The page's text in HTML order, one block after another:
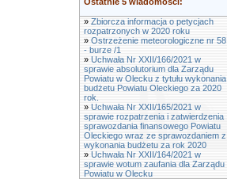
» Zbiorcza informacja o petycjach
rozpatrzonych w 2020 roku
» Ostrzeżenie meteorologiczne nr 58
- burze /1
» Uchwała Nr XXII/166/2021 w
sprawie absolutorium dla Zarządu
Powiatu w Olecku z tytułu wykonania
budżetu Powiatu Oleckiego za 2020
rok.
» Uchwała Nr XXII/165/2021 w
sprawie rozpatrzenia i zatwierdzenia
sprawozdania finansowego Powiatu
Oleckiego wraz ze sprawozdaniem z
wykonania budżetu za rok 2020
» Uchwała Nr XXII/164/2021 w
sprawie wotum zaufania dla Zarządu
Powiatu w Olecku